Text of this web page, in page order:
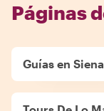
Páginas
Guías en Siena